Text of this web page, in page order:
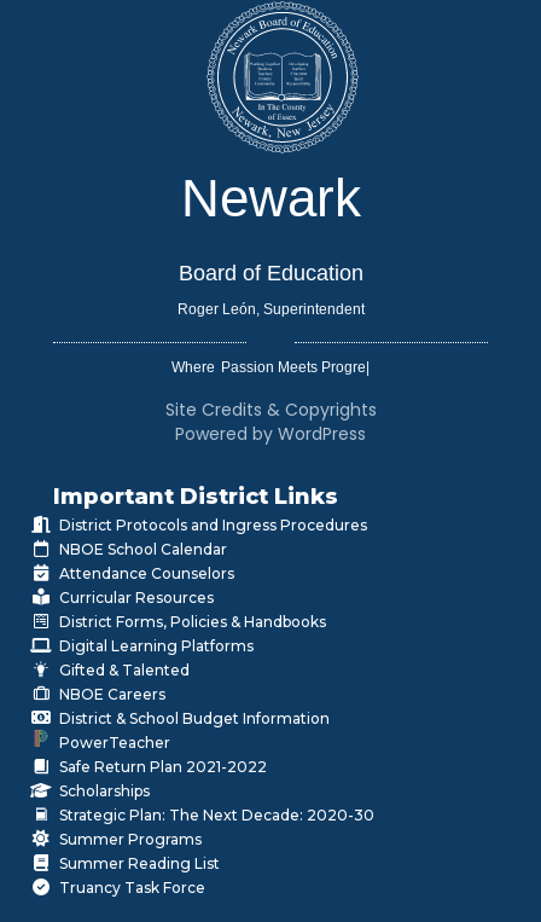
Newark
Board of Education
Roger León, Superintendent
Where
Site Credits & Copyrights
Powered by WordPress
Important District Links
District Protocols and Ingress Procedures
NBOE School Calendar
Attendance Counselors
Curricular Resources
District Forms, Policies & Handbooks
Digital Learning Platforms
Gifted & Talented
NBOE Careers
District & School Budget Information
PowerTeacher
Safe Return Plan 2021-2022
Scholarships
Strategic Plan: The Next Decade: 2020-30
Summer Programs
Summer Reading List
Truancy Task Force